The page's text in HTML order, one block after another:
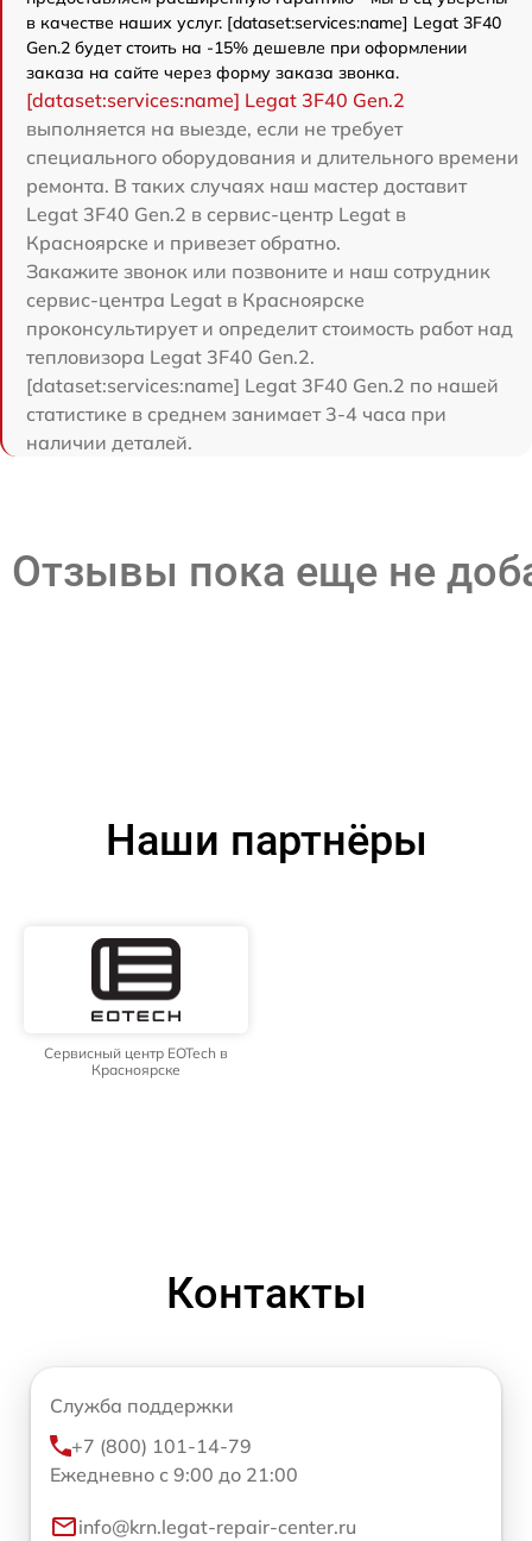
в качестве наших услуг. [dataset:services:name] Legat 3F40
Gen.2 будет стоить на -15% дешевле при оформлении
заказа на сайте через форму заказа звонка.
[dataset:services:name] Legat 3F40 Gen.2
выполняется на выезде, если не требует
специального оборудования и длительного времени
ремонта. В таких случаях наш мастер доставит
Legat 3F40 Gen.2 в сервис-центр Legat в
Красноярске и привезет обратно.
Закажите звонок или позвоните и наш сотрудник
сервис-центра Legat в Красноярске
проконсультирует и определит стоимость работ над
тепловизора Legat 3F40 Gen.2.
[dataset:services:name] Legat 3F40 Gen.2 по нашей
статистике в среднем занимает 3-4 часа при
наличии деталей.
Отзывы пока еще не
Наши партнёры
Сервисный центр EOTech в
Красноярске
Контакты
Служба поддержки
+7 (800) 101-14-79
Ежедневно с 9:00 до 21:00
info@krn.legat-repair-center.ru